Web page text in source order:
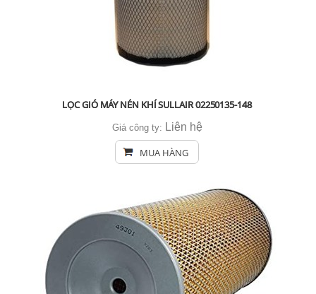
LỌC GIÓ MÁY NÉN KHÍ SULLAIR 02250135-148
Giá công ty: Liên hệ
MUA HÀNG